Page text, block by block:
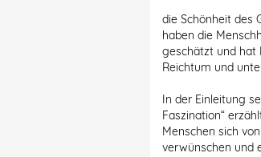
die Schönheit des
haben die
geschätzt und hat
Reichtum und
In der Einleitung
Faszination“
Menschen sich
verwünschen und